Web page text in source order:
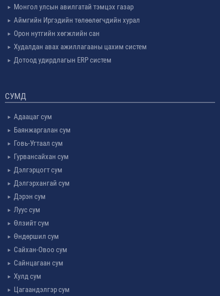
Монгол улсын авилгатай тэмцэх газар
Аймгийн Иргэдийн төлөөлөгчдийн хурал
Орон нутгийн хөгжлийн сан
Худалдан авах ажиллагааны цахим систем
Дотоод удирдлагын ERP систем
СУМД
Адаацаг сум
Баянжаргалан сум
Говь-Угтаал сум
Гурвансайхан сум
Дэлгэрцогт сум
Дэлгэрхангай сум
Дэрэн сум
Луус сум
Өлзийт сум
Өндөршил сум
Сайхан-Овоо сум
Сайнцагаан сум
Хулд сум
Цагаандэлгэр сум